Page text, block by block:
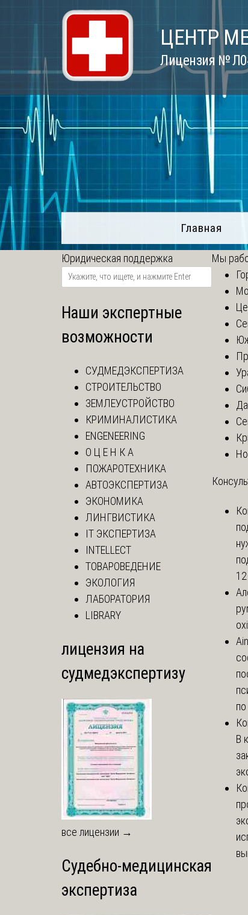
ЦЕНТР
Лицензия №
Главная
Юридическая поддержка
Наши экспертные
возможности
СУДМЕДЭКСПЕРТИЗА
СТРОИТЕЛЬСТВО
ЗЕМЛЕУСТРОЙСТВО
КРИМИНАЛИСТИКА
ENGENEERING
О Ц Е Н К А
ПОЖАРОТЕХНИКА
АВТОЭКСПЕРТИЗА
ЭКОНОМИКА
ЛИНГВИСТИКА
IT ЭКСПЕРТИЗА
INTELLECT
ТОВАРОВЕДЕНИЕ
ЭКОЛОГИЯ
ЛАБОРАТОРИЯ
LIBRARY
лицензия на
судмедэкспертизу
все лицензии →
Судебно-медицинская
экспертиза
Мы
12
по
В